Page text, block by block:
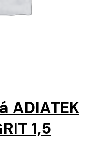
ADIATEK
1,5